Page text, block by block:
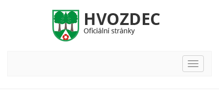
Hlavní
nabídka